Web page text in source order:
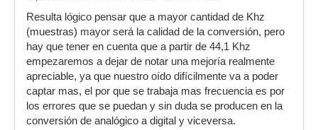
Resulta lógico pensar que a mayor cantidad de Khz
(muestras) mayor será la calidad de la conversión, pero
hay que tener en cuenta que a partir de 44,1 Khz
empezaremos a dejar de notar una mejoría realmente
apreciable, ya que nuestro oído difícilmente va a poder
captar mas, el por que se trabaja mas frecuencia es por
los errores que se puedan y sin duda se producen en la
conversión de analógico a digital y viceversa.